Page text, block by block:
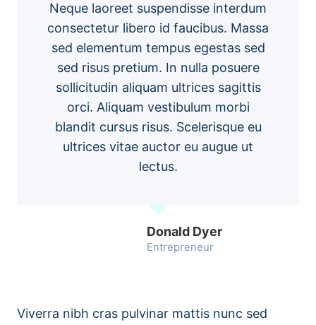
Neque laoreet suspendisse interdum
consectetur libero id faucibus. Massa
sed elementum tempus egestas sed
sed risus pretium. In nulla posuere
sollicitudin aliquam ultrices sagittis
orci. Aliquam vestibulum morbi
blandit cursus risus. Scelerisque eu
ultrices vitae auctor eu augue ut
lectus.
Donald Dyer
Entrepreneur
Viverra nibh cras pulvinar mattis nunc sed